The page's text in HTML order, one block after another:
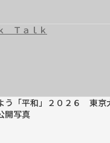
Ｔａｌｋ
う「平和」２０２６ 東
開写真